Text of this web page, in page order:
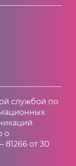
службой по
о
от 30